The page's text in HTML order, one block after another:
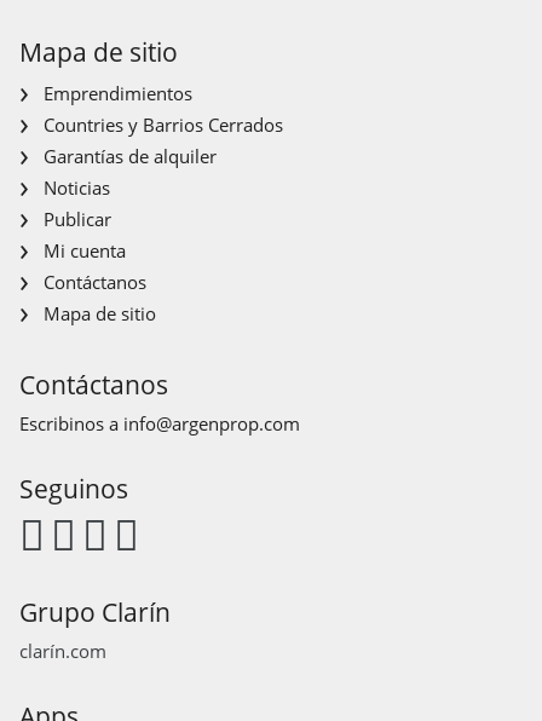
Mapa de sitio
Emprendimientos
Countries y Barrios Cerrados
Garantías de alquiler
Noticias
Publicar
Mi cuenta
Contáctanos
Mapa de sitio
Contáctanos
Escribinos a info@argenprop.com
Seguinos
Grupo Clarín
clarín.com